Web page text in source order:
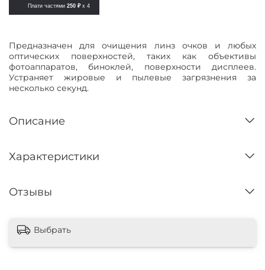
Плати частями 250 ₽ x 4
Предназначен для очищения линз очков и любых
оптических поверхностей, таких как объективы
фотоаппаратов, биноклей, поверхности дисплеев.
Устраняет жировые и пылевые загрязнения за
несколько секунд.
Описание
Характеристики
Отзывы
Выбрать